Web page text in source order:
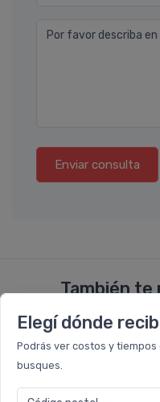
Elegí dónde
Podrás ver costos y
busques.
Por favor describa
Enviar consulta
También te